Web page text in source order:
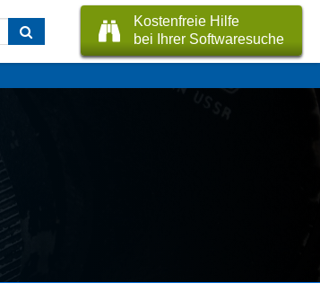
Kostenfreie Hilfe
bei Ihrer Softwaresuche